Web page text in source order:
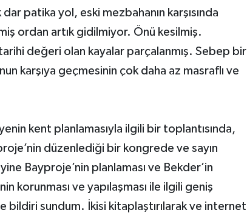
dar patika yol, eski mezbahanın karşısında
ordan artık gidilmiyor. Önü kesilmiş.
değeri olan kayalar parçalanmış. Sebep bir
karşıya geçmesinin çok daha az masraflı ve
kent planlamasıyla ilgili bir toplantısında,
düzenlediği bir kongrede ve sayın
Bayproje’nin planlaması ve Bekder’in
korunması ve yapılaşması ile ilgili geniş
bildiri sundum. İkisi kitaplaştırılarak ve internet